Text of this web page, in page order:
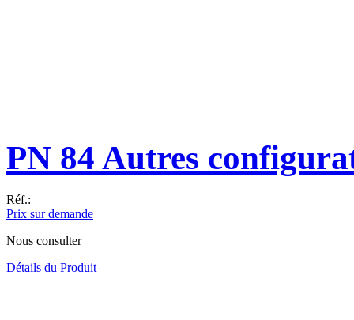
PN 84 Autres
Réf.:
Prix sur demande
Nous consulter
Détails du Produit